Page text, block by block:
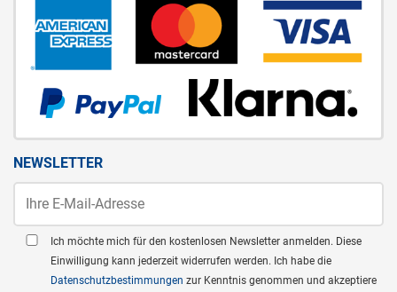
NEWSLETTER
Ich möchte mich für den kostenlosen Newsletter anmelden. Diese
Einwilligung kann jederzeit widerrufen werden. Ich habe die
Datenschutzbestimmungen zur Kenntnis genommen und akzeptiere